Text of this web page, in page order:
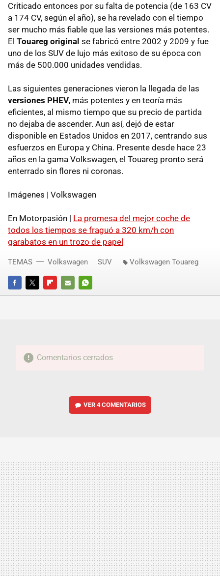
Criticado entonces por su falta de potencia (de 163 CV
a 174 CV, según el año), se ha revelado con el tiempo
ser mucho más fiable que las versiones más potentes.
El Touareg original se fabricó entre 2002 y 2009 y fue
uno de los SUV de lujo más exitoso de su época con
más de 500.000 unidades vendidas.
Las siguientes generaciones vieron la llegada de las
versiones PHEV, más potentes y en teoría más
eficientes, al mismo tiempo que su precio de partida
no dejaba de ascender. Aun así, dejó de estar
disponible en Estados Unidos en 2017, centrando sus
esfuerzos en Europa y China. Presente desde hace 23
años en la gama Volkswagen, el Touareg pronto será
enterrado sin flores ni coronas.
Imágenes | Volkswagen
En Motorpasión | La promesa del mejor coche de
todos los tiempos se fraguó a 320 km/h con
garabatos en un trozo de papel
FACEBOOKTWITTERFLIPBOARD
E-
WHATSAPP
TEMAS Volkswagen SUV Volkswagen Touareg
Comentarios cerrados
VER4 COMENTARIOS